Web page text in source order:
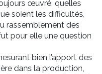
œuvré, quelles
soient les difficultés,
rassemblement des
pour elle une question
bien l’apport des
dans la production,